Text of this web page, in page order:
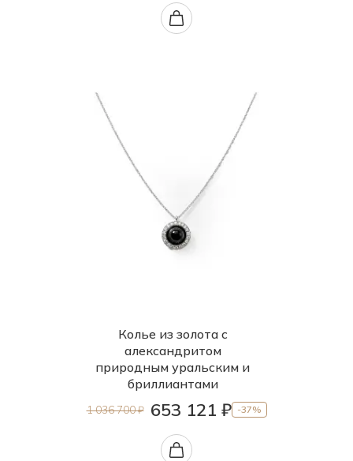
Колье из золота с
александритом
природным уральским и
бриллиантами
1 036 700 ₽ 653 121 ₽ -37%